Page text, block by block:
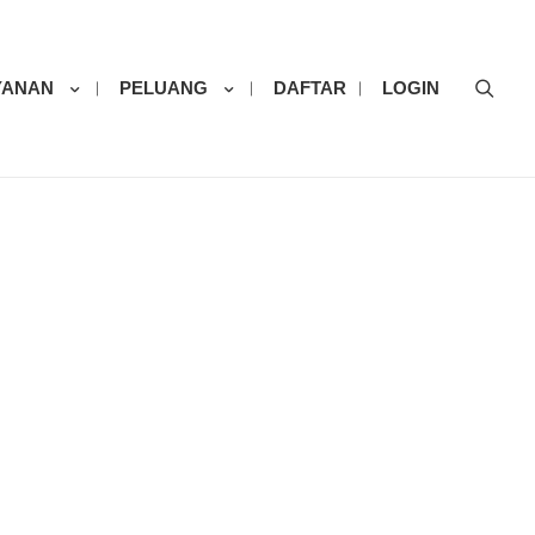
PELUANG DAFTAR LOGIN